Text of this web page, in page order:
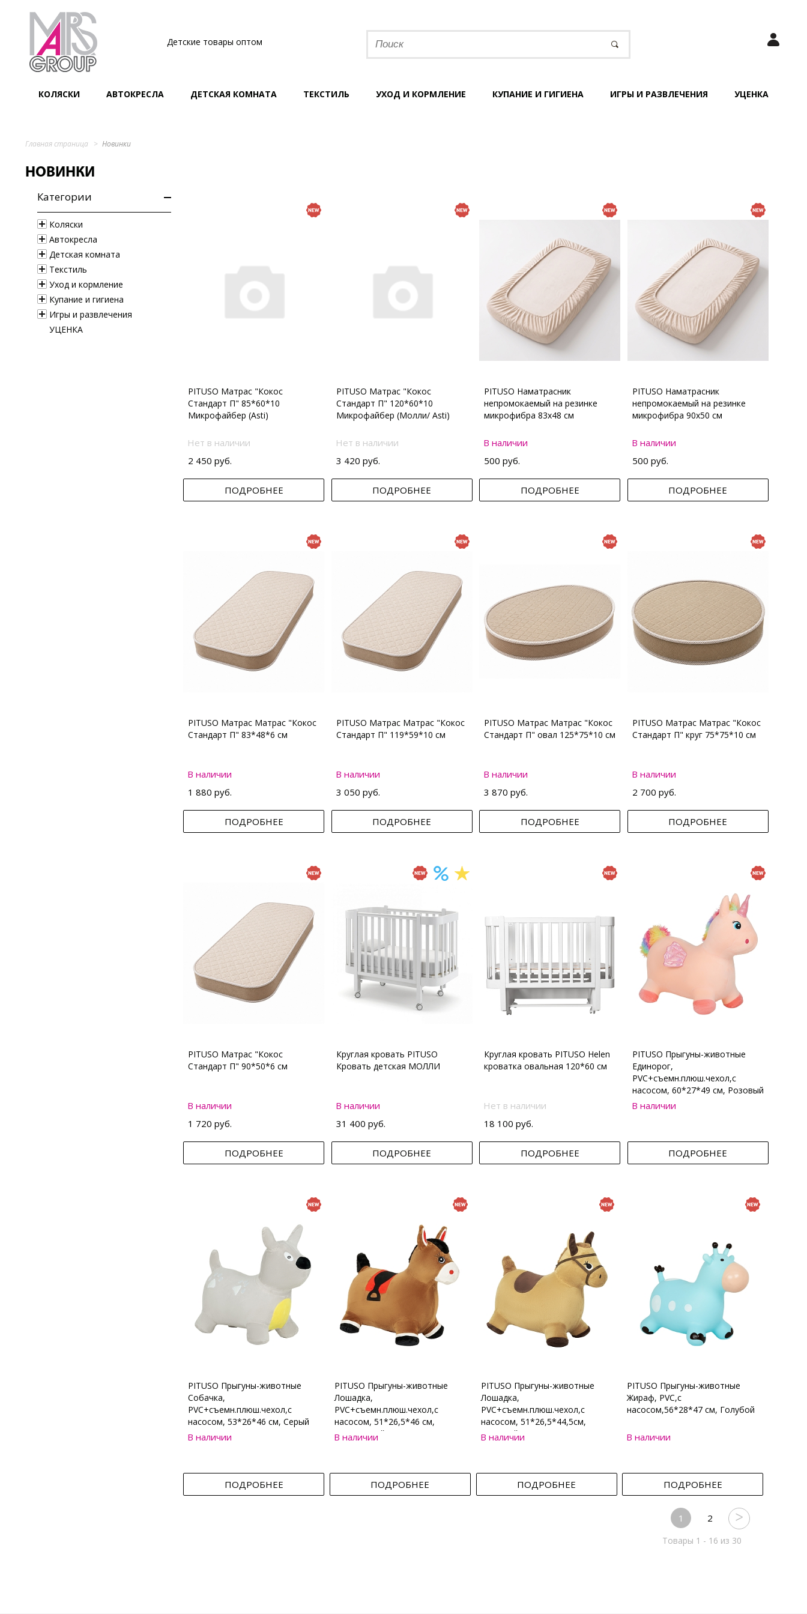
Детские товары оптом
КОЛЯСКИ АВТОКРЕСЛА ДЕТСКАЯ КОМНАТА ТЕКСТИЛЬ УХОД И КОРМЛЕНИЕ КУПАНИЕ И ГИГИЕНА ИГРЫ И РАЗВЛЕЧЕНИЯ УЦЕНКА
Главная страница Новинки
НОВИНКИ
Категории
Коляски
Автокресла
Детская комната
Текстиль
Уход и кормление
Купание и гигиена
Игры и развлечения
УЦЕНКА
PITUSO Матрас "Кокос
Стандарт П" 85*60*10
Микрофайбер (Asti)
Нет в наличии
2 450 руб.
ПОДРОБНЕЕ
PITUSO Матрас "Кокос
Стандарт П" 120*60*10
Микрофайбер (Молли/ Asti)
Нет в наличии
3 420 руб.
ПОДРОБНЕЕ
PITUSO Наматрасник
непромокаемый на резинке
микрофибра 83х48 см
В наличии
500 руб.
ПОДРОБНЕЕ
PITUSO Наматрасник
непромокаемый на резинке
микрофибра 90х50 см
В наличии
500 руб.
ПОДРОБНЕЕ
PITUSO Матрас Матрас "Кокос
Стандарт П" 83*48*6 см
В наличии
1 880 руб.
ПОДРОБНЕЕ
PITUSO Матрас Матрас "Кокос
Стандарт П" 119*59*10 см
В наличии
3 050 руб.
ПОДРОБНЕЕ
PITUSO Матрас Матрас "Кокос
Стандарт П" овал 125*75*10 см
В наличии
3 870 руб.
ПОДРОБНЕЕ
PITUSO Матрас Матрас "Кокос
Стандарт П" круг 75*75*10 см
В наличии
2 700 руб.
ПОДРОБНЕЕ
PITUSO Матрас "Кокос
Стандарт П" 90*50*6 см
В наличии
1 720 руб.
ПОДРОБНЕЕ
Круглая кровать PITUSO
Кровать детская МОЛЛИ
В наличии
31 400 руб.
ПОДРОБНЕЕ
Круглая кровать PITUSO Helen
кроватка овальная 120*60 см
Нет в наличии
18 100 руб.
ПОДРОБНЕЕ
PITUSO Прыгуны-животные
Единорог,
PVC+съемн.плюш.чехол,с
насосом, 60*27*49 см, Розовый
В наличии
ПОДРОБНЕЕ
PITUSO Прыгуны-животные
Собачка,
PVC+съемн.плюш.чехол,с
насосом, 53*26*46 см, Серый
В наличии
ПОДРОБНЕЕ
PITUSO Прыгуны-животные
Лошадка,
PVC+съемн.плюш.чехол,с
насосом, 51*26,5*46 см,
Коричневый
В наличии
ПОДРОБНЕЕ
PITUSO Прыгуны-животные
Лошадка,
PVC+съемн.плюш.чехол,с
насосом, 51*26,5*44,5см,
Бежевый
В наличии
ПОДРОБНЕЕ
PITUSO Прыгуны-животные
Жираф, PVC,с
насосом,56*28*47 см, Голубой
В наличии
ПОДРОБНЕЕ
1 2
Товары 1 - 16 из 30